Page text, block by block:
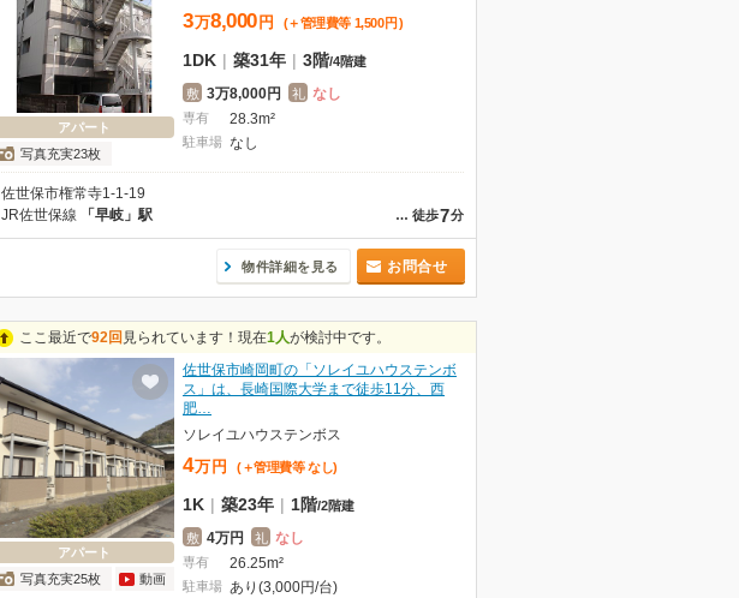
アパート
写真充実23枚
3万8,000 円 (＋管理費等 1,500 円 )
1DK | 築31年 | 3階/4階建
敷 3万8,000円 礼 なし
専有 28.3m²
駐車場 なし
佐世保市権常寺1-1-19
… 徒歩7分
JR佐世保線 「早岐」駅
物件詳細を見る お問合せ
ここ最近で92回 見られています！現在1人が検討中です。
アパート
写真充実25枚
動画
佐世保市崎岡町の「ソレイユハウステンボ
ス」は、長崎国際大学まで徒歩11分、西
肥…
ソレイユハウステンボス
4万 円 (＋管理費等 なし)
1K | 築23年 | 1階/2階建
敷 4万円 礼 なし
専有 26.25m²
駐車場 あり(3,000円/台)